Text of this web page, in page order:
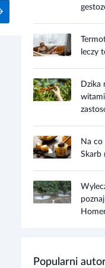
leczy
Dzika
Na co
Skarb
Popularni